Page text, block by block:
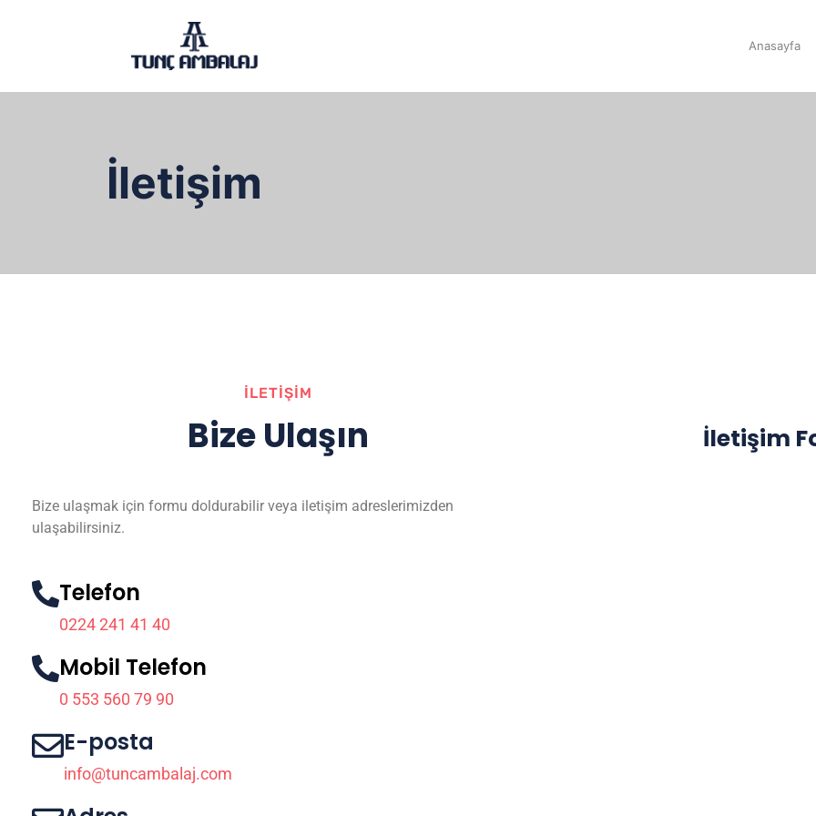
Anasayfa
İletişim
İLETIŞIM
Bize Ulaşın
Bize ulaşmak için formu doldurabilir veya iletişim adreslerimizden
ulaşabilirsiniz.
Telefon
0224 241 41 40
Mobil Telefon
0 553 560 79 90
E-posta
info@tuncambalaj.com
İletişim